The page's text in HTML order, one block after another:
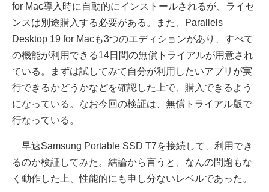
for Mac導入時に自動的にインストールされるが、ライセ
ンスは別途購入する必要がある。また、Parallels
Desktop 19 for Macも3つのエディションがあり、すべて
の機能が利用できる14日間の無償トライアルが用意され
ている。まずは試してみて自分が利用したいアプリが実
行できるかどうかなどを確認した上で、購入できるよう
になっている。なお今回の検証は、無償トライアル版で
行なっている。
早速Samsung Portable SSD T7を接続して、利用でき
るのか検証してみた。結論から言うと、なんの問題もな
く動作した上、性能的にも申し分ないレベルであった。